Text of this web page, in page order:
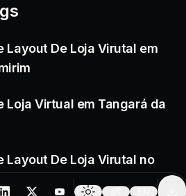
Layout De Loja Virutal em
Loja Virtual em Tangará da
Layout De Loja Virutal no